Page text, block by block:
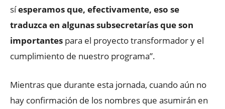
síesperamos que, efectivamente, eso se
traduzca en algunas subsecretarías que son
importantes para el proyecto transformador y el
cumplimiento de nuestro programa”.
Mientras que durante esta jornada, cuando aún no
hay confirmación de los nombres que asumirán en